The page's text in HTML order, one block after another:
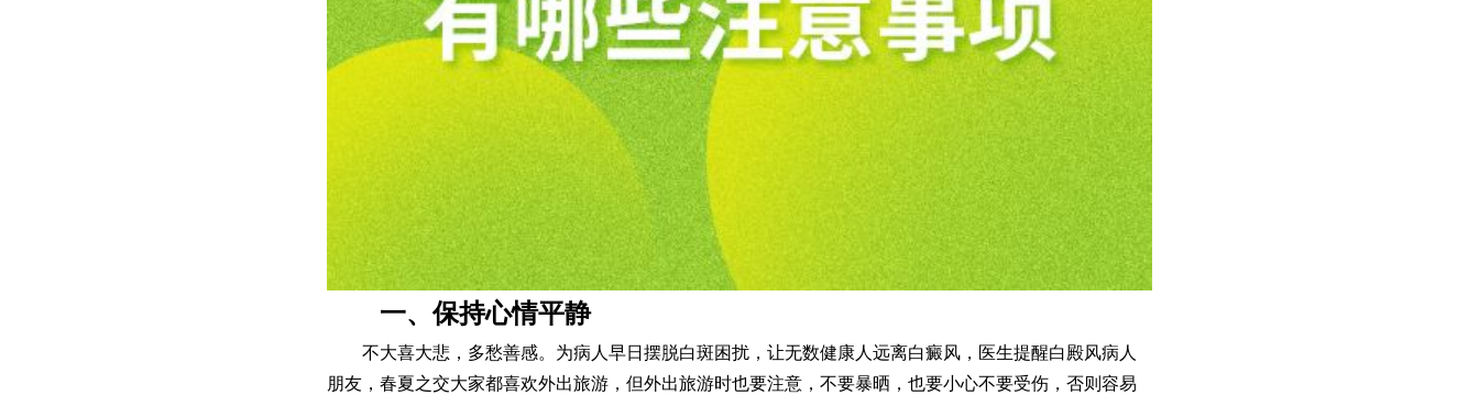
一、保持心情平静
不大喜大悲，多愁善感。为病人早日摆脱白斑困扰，让无数健康人远离白癜风，医生提醒白殿风病人
朋友，春夏之交大家都喜欢外出旅游，但外出旅游时也要注意，不要暴晒，也要小心不要受伤，否则容易